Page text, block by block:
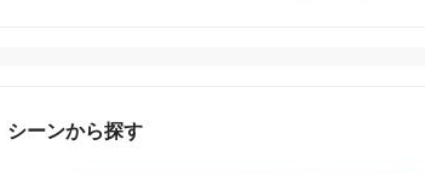
シーンから探す